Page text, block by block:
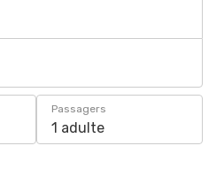
Passagers
1 adulte